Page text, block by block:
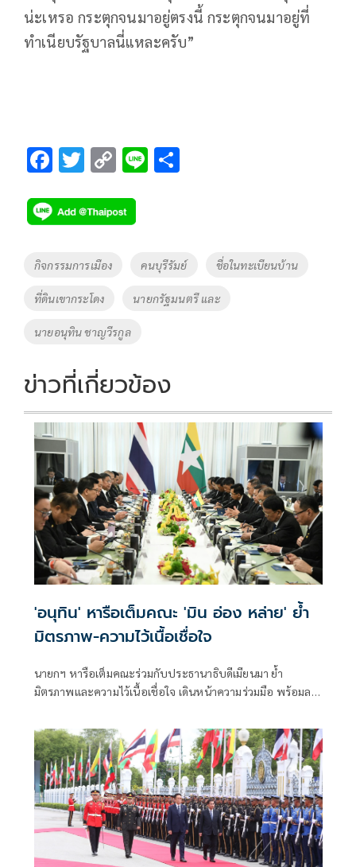
น่ะเหรอ กระตุกจนมาอยู่ตรงนี้ กระตุกจนมาอยู่ที่
ทำเนียบรัฐบาลนี่แหละครับ”
F
e
b
o
k
T
tt
er
C
p
y
Li
Tags
กิจกรรมการเมือง คนบุรีรัมย์ ชื่อในทะเบียนบ้าน
ที่ดินเขากระโดง นายกรัฐมนตรี และ
นายอนุทิน ชาญวีรกูล
ข่าวที่เกี่ยวข้อง
'อนุทิน' หารือเต็มคณะ 'มิน อ่อง หล่าย' ย้ำ
มิตรภาพ-ความไว้เนื้อเชื่อใจ
นายกฯ หารือเต็มคณะร่วมกับประธานาธิบดีเมียนมา ย้ำ
มิตรภาพและความไว้เนื้อเชื่อใจ เดินหน้าความร่วมมือ พร้อมลง
คุณภาพน้ำ -เทคโนโลยีอวกาศ